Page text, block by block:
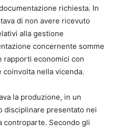
correttamente la
atti completi, aggiornati e
processo civile.
tra cui:
e negoziazione assistita;
al tribunale e al giudice di
richiesta. In
di non avere ricevuto
alla gestione
concernente somme
rapporti economici con
coinvolta nella vicenda.
la produzione, in un
disciplinare presentato nei
Secondo gli